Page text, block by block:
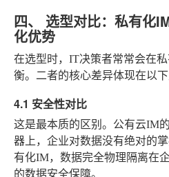
四、 选型对比：私有化
化优势
在选型时，IT决策者常常会在
衡。二者的核心差异体现在以下
4.1 安全性对比
这是最本质的区别。公有云IM
器上，企业对数据没有绝对的
有化IM，数据完全物理隔离在
的数据安全保障。